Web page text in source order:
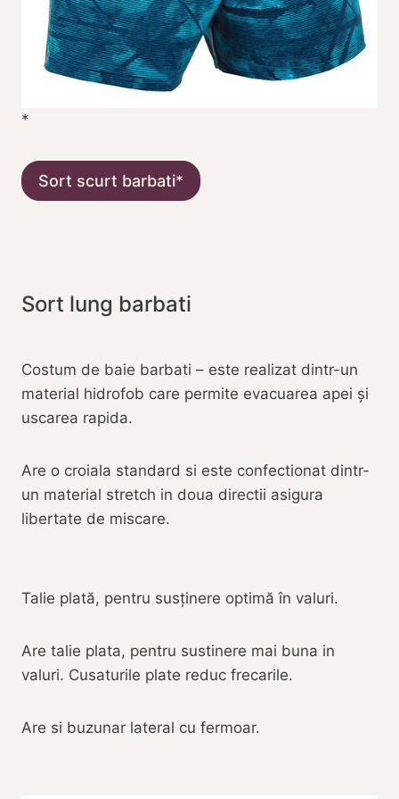
Sort scurt barbati
Sort lung barbati
Costum de baie barbati – este realizat dintr-un
material hidrofob care permite evacuarea apei şi
uscarea rapida.
Are o croiala standard si este confectionat dintr-
un material stretch in doua directii asigura
libertate de miscare.
Talie plată, pentru susținere optimă în valuri.
Are talie plata, pentru sustinere mai buna in
valuri. Cusaturile plate reduc frecarile.
Are si buzunar lateral cu fermoar.